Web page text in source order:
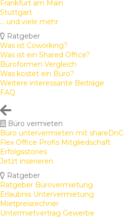
Frankfurt am Main
Stuttgart
... und viele mehr
Ratgeber
Was ist Coworking?
Was ist ein Shared Office?
Büroformen Vergleich
Was kostet ein Büro?
Weitere interessante Beiträge
FAQ
Büro vermieten
Büro untervermieten mit shareDnC
Flex Office Profis Mitgliedschaft
Erfolgsstories
Jetzt inserieren
Ratgeber
Ratgeber Bürovermietung
Erlaubnis Untervermietung
Mietpreisrechner
Untermietvertrag Gewerbe